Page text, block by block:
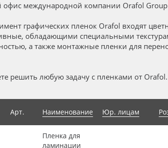
офис международной компании Orafol
графических пленок Orafol входят
обладающими специальными
а также монтажные пленки для
решить любую задачу с пленками от Orafol.
Арт. Наименование Юр. лицам
Пленка для
ламинации